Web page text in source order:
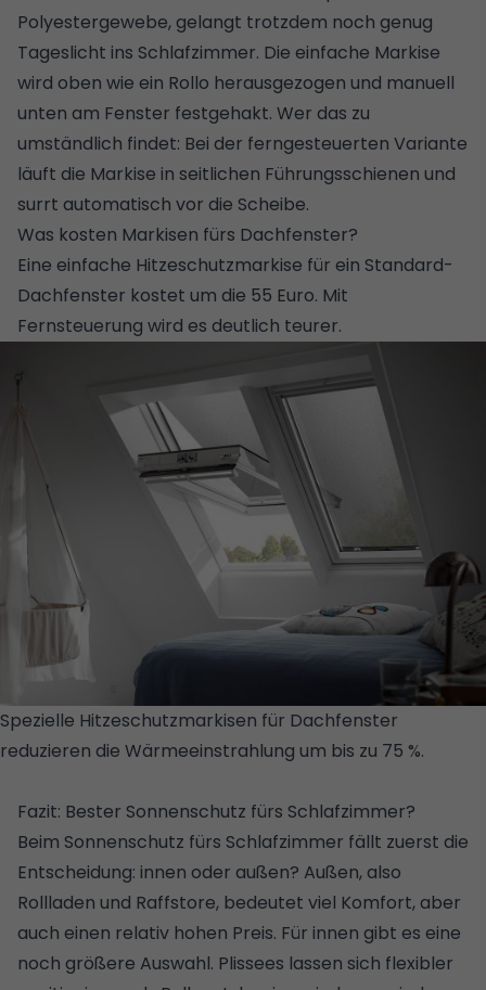
Polyestergewebe, gelangt trotzdem noch genug
Tageslicht ins Schlafzimmer. Die einfache Markise
wird oben wie ein Rollo herausgezogen und manuell
unten am Fenster festgehakt. Wer das zu
umständlich findet: Bei der ferngesteuerten Variante
läuft die Markise in seitlichen Führungsschienen und
surrt automatisch vor die Scheibe.
Was kosten Markisen fürs Dachfenster?
Eine einfache Hitzeschutzmarkise für ein Standard-
Dachfenster kostet um die 55 Euro. Mit
Fernsteuerung wird es deutlich teurer.
Spezielle Hitzeschutzmarkisen für Dachfenster
reduzieren die Wärmeeinstrahlung um bis zu 75 %.
Fazit: Bester Sonnenschutz fürs Schlafzimmer?
Beim Sonnenschutz fürs Schlafzimmer fällt zuerst die
Entscheidung: innen oder außen? Außen, also
Rollladen und Raffstore, bedeutet viel Komfort, aber
auch einen relativ hohen Preis. Für innen gibt es eine
noch größere Auswahl. Plissees lassen sich flexibler